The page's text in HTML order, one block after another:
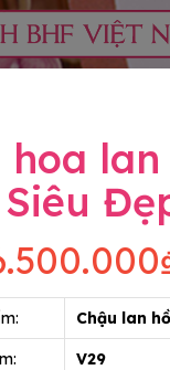
hoa
Chậu lan
V29